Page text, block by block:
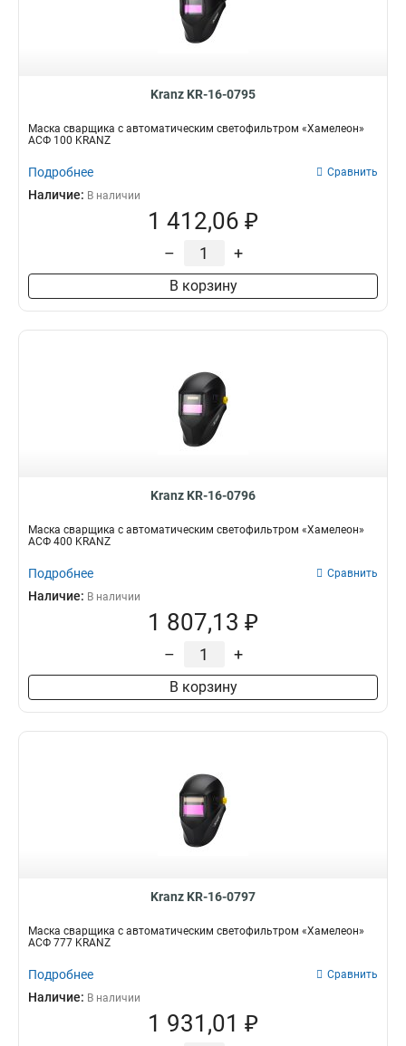
Kranz KR-16-0795
Маска сварщика с автоматическим светофильтром «Хамелеон»
АСФ 100 KRANZ
Подробнее Сравнить
Наличие: В наличии
1 412,06 ₽
– +
В корзину
Kranz KR-16-0796
Маска сварщика с автоматическим светофильтром «Хамелеон»
АСФ 400 KRANZ
Подробнее Сравнить
Наличие: В наличии
1 807,13 ₽
– +
В корзину
Kranz KR-16-0797
Маска сварщика с автоматическим светофильтром «Хамелеон»
АСФ 777 KRANZ
Подробнее Сравнить
Наличие: В наличии
1 931,01 ₽